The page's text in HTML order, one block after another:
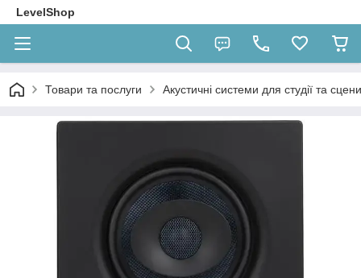
LevelShop
Товари та послуги Акустичні системи для студії та сцени